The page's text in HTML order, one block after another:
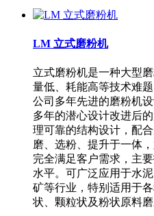
LM 立式磨粉机
立式磨粉机是一种大型
量低、耗能高等技术难
公司多年先进的磨粉机
多年的潜心设计改进后
理可靠的结构设计，配
磨、选粉、提升于一体
完全满足客户需求，主
水平。可广泛应用于水
矿等行业，特别适用于
状、颗粒状及粉状原料